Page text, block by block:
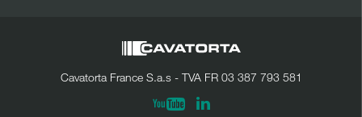
Cavatorta France S.a.s - TVA FR 03 387 793 581
Youtube Linkedin